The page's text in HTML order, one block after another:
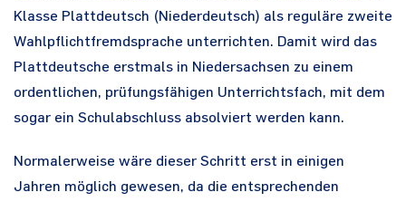
Klasse Plattdeutsch (Niederdeutsch) als reguläre zweite
Wahlpflichtfremdsprache unterrichten. Damit wird das
Plattdeutsche erstmals in Niedersachsen zu einem
ordentlichen, prüfungsfähigen Unterrichtsfach, mit dem
sogar ein Schulabschluss absolviert werden kann.
Normalerweise wäre dieser Schritt erst in einigen
Jahren möglich gewesen, da die entsprechenden